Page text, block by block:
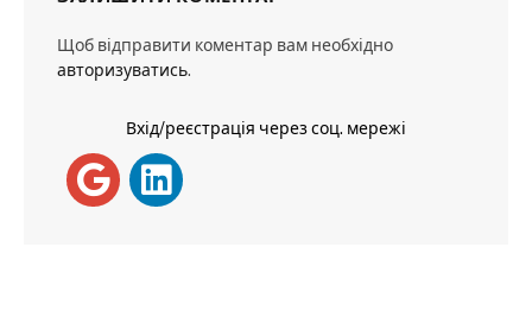
Щоб відправити коментар вам необхідно
авторизуватись.
Вхід/реєстрація через соц. мережі